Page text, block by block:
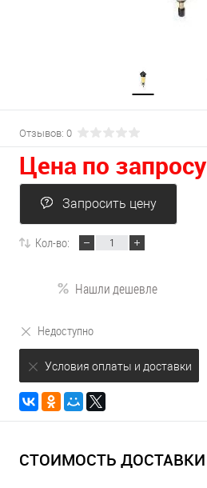
Отзывов: 0
Цена по запросу
Запросить цену
Кол-во:
Нашли дешевле
Недоступно
Условия оплаты и доставки
СТОИМОСТЬ ДОСТАВКИ